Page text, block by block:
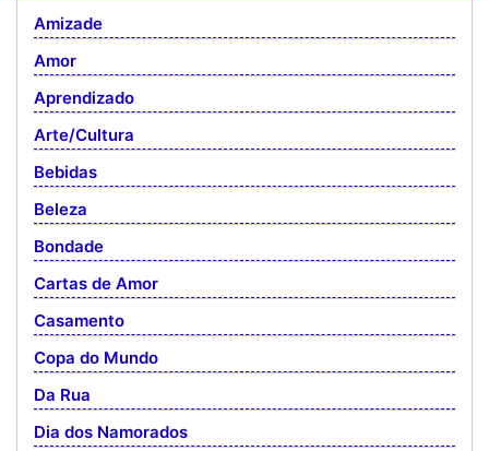
Amizade
Amor
Aprendizado
Arte/Cultura
Bebidas
Beleza
Bondade
Cartas de Amor
Casamento
Copa do Mundo
Da Rua
Dia dos Namorados